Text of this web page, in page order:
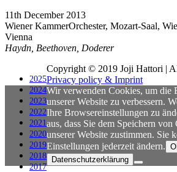
11th December 2013
Wiener KammerOrchester, Mozart-Saal,
Vienna
Haydn, Beethoven, Doderer
2025
2024
2023
2022
2021
2020
2019
2018
2017
Copyright © 2019 Joji Hattori |
Privacy policy & Imprint
Wir verwenden Cookies, um die
unserer Website zu verbessern.
Ihre Browsereinstellungen zu
aus, dass Sie dem Speichern
unserer Website zustimmen. Sie
Einstellungen jederzeit ändern.
Datenschutzerklärung